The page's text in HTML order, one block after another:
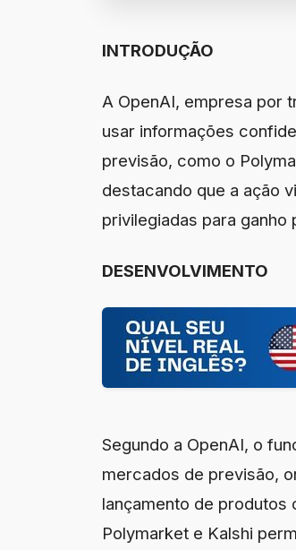
INTRODUÇÃO
A OpenAI, empresa por
usar informações
previsão, como o
destacando que a ação
privilegiadas para ganho
DESENVOLVIMENTO
Segundo a OpenAI, o
mercados de previsão,
lançamento de produtos
Polymarket e Kalshi